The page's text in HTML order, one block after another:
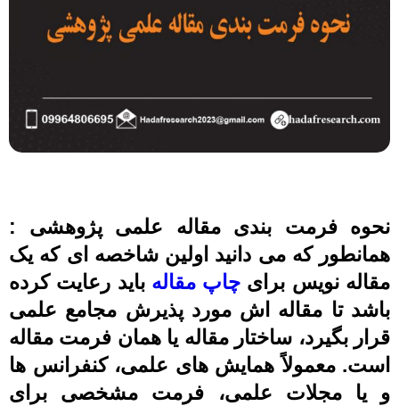
نحوه فرمت بندی مقاله علمی پژوهشی :
همانطور که می دانید اولین شاخصه ای که یک
مقاله نویس برای چاپ مقاله باید رعایت کرده
باشد تا مقاله اش مورد پذیرش مجامع علمی
قرار بگیرد، ساختار مقاله یا همان فرمت مقاله
است. معمولاً همایش های علمی، کنفرانس ها
و یا مجلات علمی، فرمت مشخصی برای